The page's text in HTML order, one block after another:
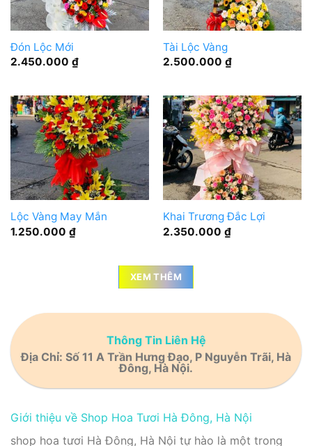
Đón Lộc Mới
2.450.000 ₫
Tài Lộc Vàng
2.500.000 ₫
Lộc Vàng May Mắn
1.250.000 ₫
Khai Trương Đắc Lợi
2.350.000 ₫
XEM THÊM
Thông Tin Liên Hệ
Địa Chỉ: Số 11 A Trần Hưng Đạo, P Nguyễn Trãi, Hà
Đông, Hà Nội.
Giới thiệu về Shop Hoa Tươi Hà Đông, Hà Nội
shop hoa tươi Hà Đông, Hà Nội tự hào là một trong